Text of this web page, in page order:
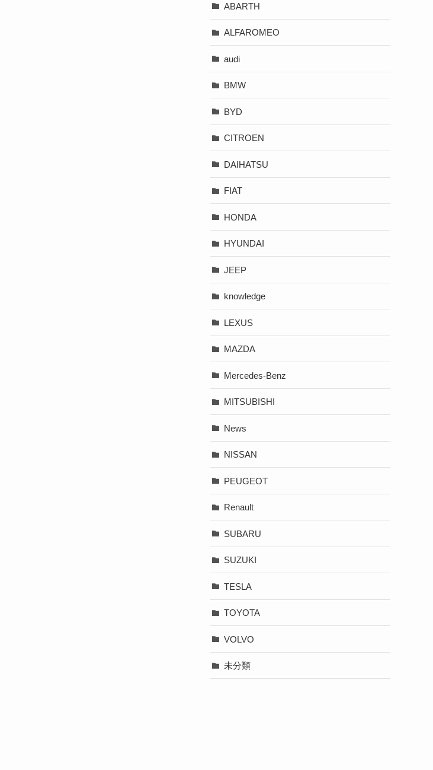
ABARTH
ALFAROMEO
audi
BMW
BYD
CITROEN
DAIHATSU
FIAT
HONDA
HYUNDAI
JEEP
knowledge
LEXUS
MAZDA
Mercedes-Benz
MITSUBISHI
News
NISSAN
PEUGEOT
Renault
SUBARU
SUZUKI
TESLA
TOYOTA
VOLVO
未分類